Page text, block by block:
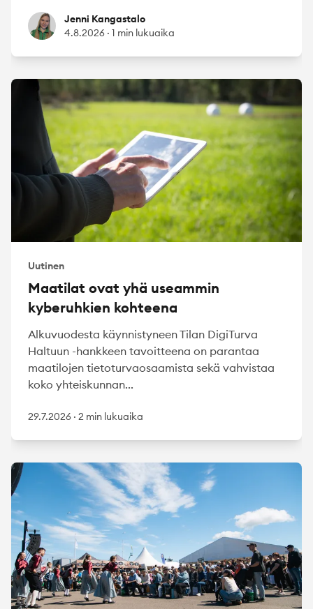
Jenni Kangastalo
Jenni Kangastalo
4.8.2026 · 1 min lukuaika
Uutinen
Maatilat ovat yhä useammin
kyberuhkien kohteena
Alkuvuodesta käynnistyneen Tilan DigiTurva
Haltuun -hankkeen tavoitteena on parantaa
maatilojen tietoturvaosaamista sekä vahvistaa
koko yhteiskunnan...
29.7.2026 · 2 min lukuaika